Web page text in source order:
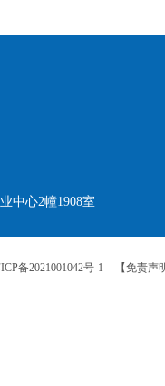
中心2幢1908室
备2021001042号-1 【免责声